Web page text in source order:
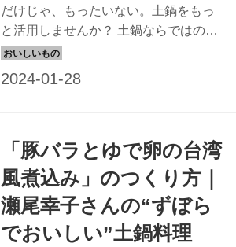
だけじゃ、もったいない。土鍋をもっ
と活用しませんか？ 土鍋ならではの簡
単でおいしいレシピを、瀬尾幸子さん
「豚バラとゆで卵の台湾
風煮込み」のつくり方｜
瀬尾幸子さんの“ずぼら
でおいしい”土鍋料理